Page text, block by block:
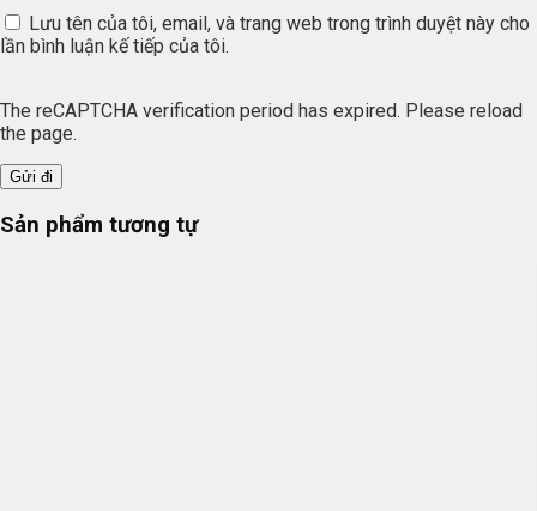
Lưu tên của tôi, email, và trang web trong trình duyệt này cho
lần bình luận kế tiếp của tôi.
The reCAPTCHA verification period has expired. Please reload
the page.
Sản phẩm tương tự